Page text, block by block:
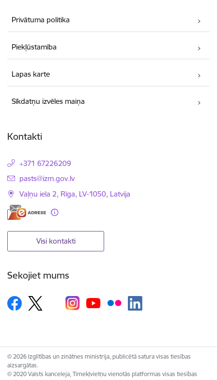
Privātuma politika
Piekļūstamība
Lapas karte
Sīkdatņu izvēles maiņa
Kontakti
+371 67226209
E-pasts:
pasts@izm.gov.lv
Vaļņu iela 2, Rīga, LV-1050, Latvija
Visi kontakti
Sekojiet mums
© 2026 Izglītības un zinātnes ministrija, publicētā satura visas tiesības
aizsargātas.
© 2020 Valsts kanceleja, Tīmekļvietņu vienotās platformas visas tiesības